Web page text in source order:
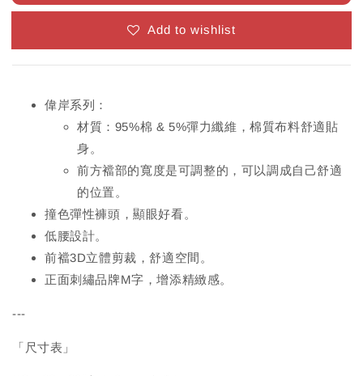
Add to wishlist
偉岸系列：
材質：95%棉 & 5%彈力纖維，棉質布料舒適貼
身。
前方襠部的寬度是可調整的，可以調成自己舒適
的位置。
撞色彈性褲頭，顯眼好看。
低腰設計。
前襠3D立體剪裁，舒適空間。
正面刺繡品牌M字，增添精緻感。
---
「尺寸表」